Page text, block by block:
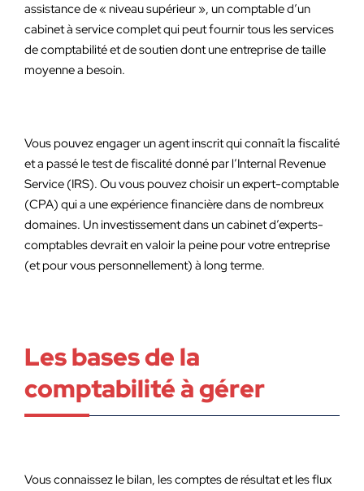
assistance de « niveau supérieur », un comptable d’un
cabinet à service complet qui peut fournir tous les services
de comptabilité et de soutien dont une entreprise de taille
moyenne a besoin.
Vous pouvez engager un agent inscrit qui connaît la fiscalité
et a passé le test de fiscalité donné par l’Internal Revenue
Service (IRS). Ou vous pouvez choisir un expert-comptable
(CPA) qui a une expérience financière dans de nombreux
domaines. Un investissement dans un cabinet d’experts-
comptables devrait en valoir la peine pour votre entreprise
(et pour vous personnellement) à long terme.
Les bases de la
comptabilité à gérer
Vous connaissez le bilan, les comptes de résultat et les flux